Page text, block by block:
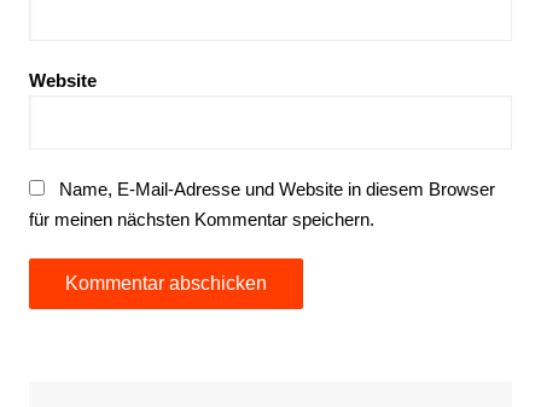
Website
Name, E-Mail-Adresse und Website in diesem Browser
für meinen nächsten Kommentar speichern.